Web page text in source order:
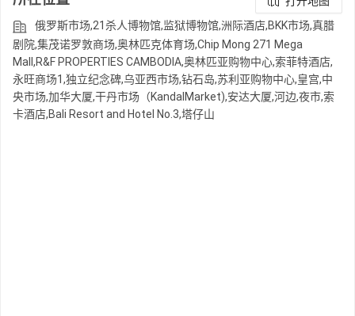
俄罗斯市场,21杀人博物馆,监狱博物馆,洲际酒店,BKK市场,真腊
剧院,集茂诺罗敦商场,奥林匹克体育场,Chip Mong 271 Mega
Mall,R&F PROPERTIES CAMBODIA,奥林匹亚购物中心,索菲特酒店,
永旺商场1,独立纪念碑,乌亚西市场,钻石岛,苏利亚购物中心,皇宫,中
央市场,加华大厦,干丹市场（KandalMarket),安达大厦,河边,夜市,索
卡酒店,Bali Resort and Hotel No.3,塔仔山